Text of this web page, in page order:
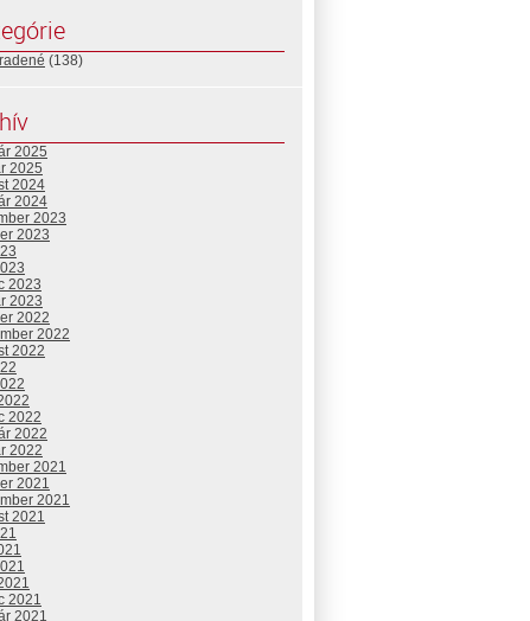
(138)
2025
2025
2024
2024
2023
2023
2023
2023
2022
2022
2022
2022
2022
2022
2021
2021
2021
2021
2021
2021